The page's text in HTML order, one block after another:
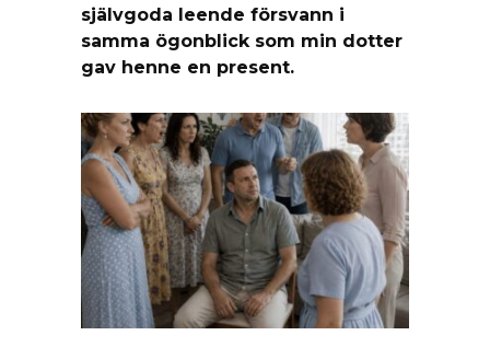
självgoda leende försvann i
samma ögonblick som min dotter
gav henne en present.